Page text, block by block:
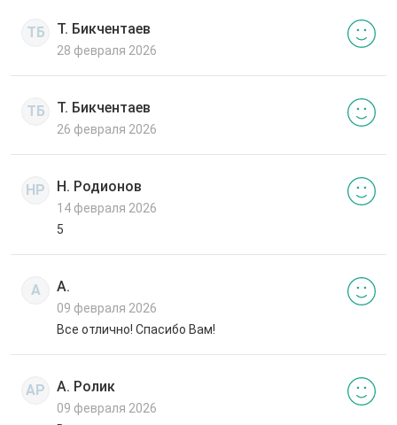
ТБ Т. Бикчентаев
28 февраля 2026
ТБ Т. Бикчентаев
26 февраля 2026
НР Н. Родионов
14 февраля 2026
5
А А.
09 февраля 2026
Все отлично! Спасибо Вам!
АР А. Ролик
09 февраля 2026